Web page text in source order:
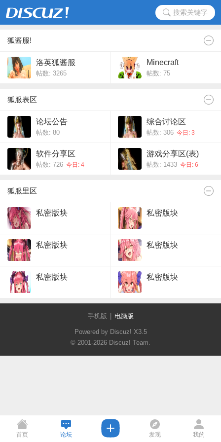
搜索关键字
狐酱服!
洛英狐酱服
帖数: 3265
Minecraft
帖数: 75
狐服表区
论坛公告
帖数: 80
综合讨论区
帖数: 306 今日: 3
软件分享区
帖数: 726 今日: 4
游戏分享区(表)
帖数: 1433 今日: 6
狐服里区
私密版块 私密版块
私密版块 私密版块
私密版块 私密版块
手机版 电脑版
Powered by Discuz! X3.5
© 2001-2026 Discuz! Team.
首页 论坛 发现 我的